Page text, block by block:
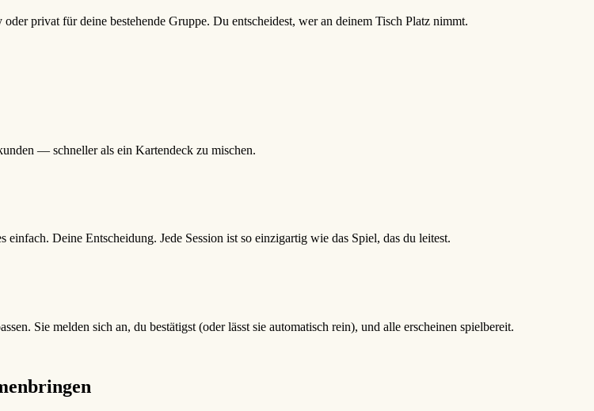
privat für deine bestehende Gruppe. Du entscheidest, wer an deinem Tisch Platz nimmt.
— schneller als ein Kartendeck zu mischen.
Deine Entscheidung. Jede Session ist so einzigartig wie das Spiel, das du leitest.
Sie melden sich an, du bestätigst (oder lässt sie automatisch rein), und alle erscheinen spielbereit.